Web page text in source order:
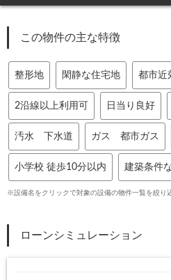
この物件の主な特徴
整形地 閑静な住宅地 都市近
2沿線以上利用可 日当り良好
汚水 下水道 ガス 都市ガス
小学校 徒歩10分以内 建築条件
※設備名をクリックで対象の設備の物件一覧を絞り
ローンシミュレーション